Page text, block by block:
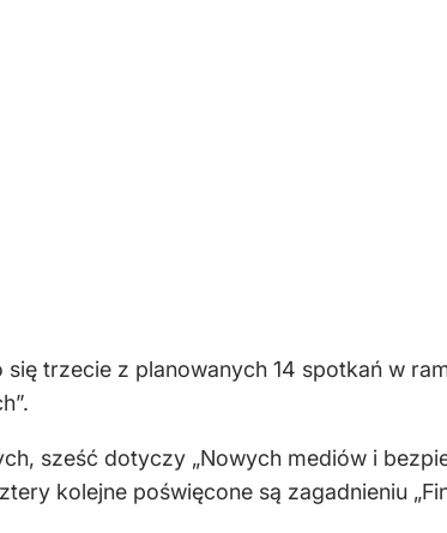
się trzecie z planowanych 14 spotkań w
sześć dotyczy „Nowych mediów i
kolejne poświęcone są zagadnieniu